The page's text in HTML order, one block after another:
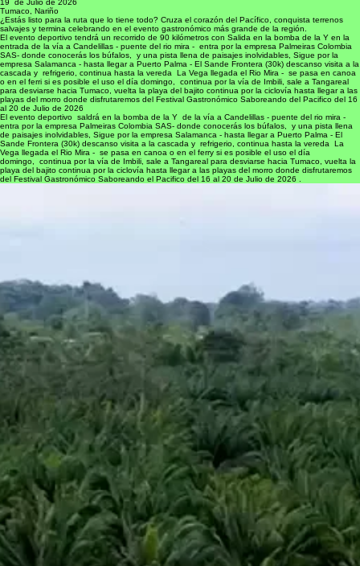
¿Estás listo para la ruta que lo tiene todo? Cruza el corazón del Pacífico, conquista terrenos
salvajes y termina celebrando en el evento gastronómico más grande de la región.
19 de Julio de 2026
Tumaco, Nariño
¿Estás listo para la ruta que lo tiene todo? Cruza el corazón del Pacífico, conquista terrenos
salvajes y termina celebrando en el evento gastronómico más grande de la región.
El evento deportivo tendrá un recorrido de 90 kilómetros con Salida en la bomba de la Y en la
entrada de la vía a Candelillas - puente del rio mira - entra por la empresa Palmeiras Colombia
SAS- donde conocerás los búfalos, y una pista llena de paisajes inolvidables, Sigue por la
empresa Salamanca - hasta llegar a Puerto Palma - El Sande Frontera (30k) descanso visita a la
cascada y refrigerio, continua hasta la vereda La Vega llegada el Rio Mira - se pasa en canoa
o en el ferri si es posible el uso el día domingo, continua por la vía de Imbili, sale a Tangareal
para desviarse hacia Tumaco, vuelta la playa del bajito continua por la ciclovía hasta llegar a las
playas del morro donde disfrutaremos del Festival Gastronómico Saboreando del Pacifico del 16
al 20 de Julio de 2026
El evento deportivo saldrá en la bomba de la Y de la vía a Candelillas - puente del rio mira -
entra por la empresa Palmeiras Colombia SAS- donde conocerás los búfalos, y una pista llena
de paisajes inolvidables, Sigue por la empresa Salamanca - hasta llegar a Puerto Palma - El
Sande Frontera (30k) descanso visita a la cascada y refrigerio, continua hasta la vereda La
Vega llegada el Rio Mira - se pasa en canoa o en el ferry si es posible el uso el día
domingo, continua por la vía de Imbili, sale a Tangareal para desviarse hacia Tumaco, vuelta la